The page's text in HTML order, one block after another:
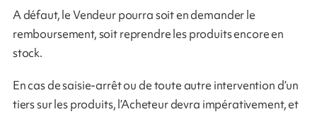
A défaut, le Vendeur pourra soit en demander le
remboursement, soit reprendre les produits encore en
stock.
En cas de saisie-arrêt ou de toute autre intervention d’un
tiers sur les produits, l’Acheteur devra impérativement, et